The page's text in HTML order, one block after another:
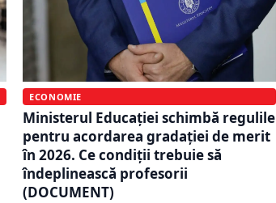
ECONOMIE
Ministerul Educației schimbă regulile
pentru acordarea gradației de merit
în 2026. Ce condiții trebuie să
îndeplinească profesorii
(DOCUMENT)